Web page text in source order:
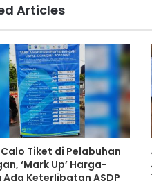
Articles
Tiket di Pelabuhan
‘Mark Up’ Harga-
Ada Keterlibatan ASDP